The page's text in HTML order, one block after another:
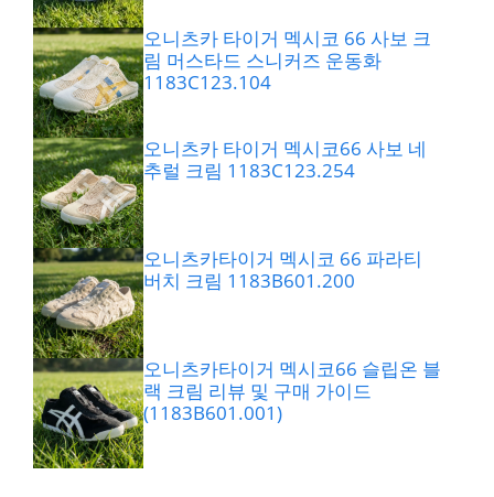
오니츠카 타이거 멕시코 66 사보 크
림 머스타드 스니커즈 운동화
1183C123.104
오니츠카 타이거 멕시코66 사보 네
추럴 크림 1183C123.254
오니츠카타이거 멕시코 66 파라티
버치 크림 1183B601.200
오니츠카타이거 멕시코66 슬립온 블
랙 크림 리뷰 및 구매 가이드
(1183B601.001)